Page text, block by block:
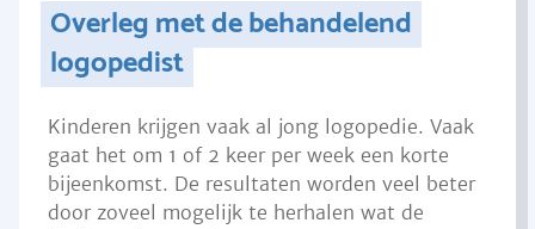
Overleg met de behandelend
logopedist
Kinderen krijgen vaak al jong logopedie. Vaak
gaat het om 1 of 2 keer per week een korte
bijeenkomst. De resultaten worden veel beter
door zoveel mogelijk te herhalen wat de